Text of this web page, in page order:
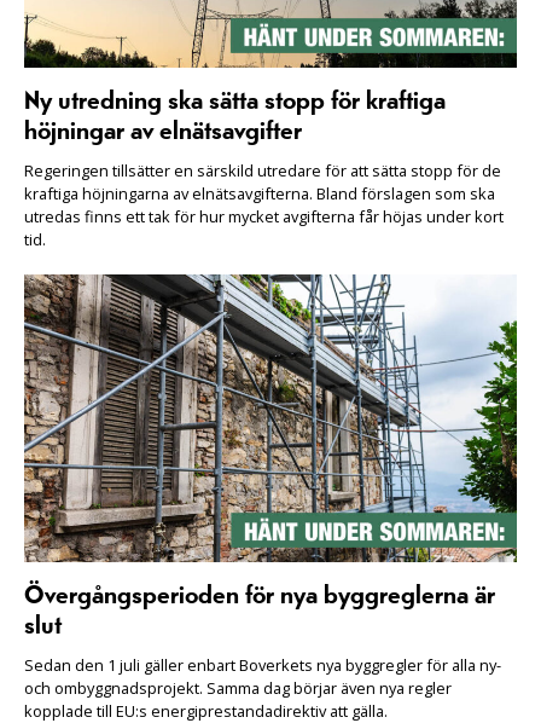
Ny utredning ska sätta stopp för kraftiga
höjningar av elnätsavgifter
Regeringen tillsätter en särskild utredare för att sätta stopp för de
kraftiga höjningarna av elnätsavgifterna. Bland förslagen som ska
utredas finns ett tak för hur mycket avgifterna får höjas under kort
tid.
Övergångsperioden för nya byggreglerna är
slut
Sedan den 1 juli gäller enbart Boverkets nya byggregler för alla ny-
och ombyggnadsprojekt. Samma dag börjar även nya regler
kopplade till EU:s energiprestandadirektiv att gälla.